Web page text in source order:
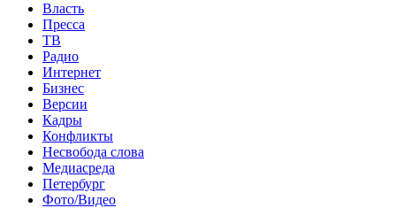
Власть
Пресса
ТВ
Радио
Интернет
Бизнес
Версии
Кадры
Конфликты
Несвобода слова
Медиасреда
Петербург
Фото/Видео